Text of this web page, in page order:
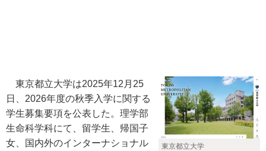
東京都立大学
東京都立大学は2025年12月25
日、2026年度の秋季入学に関する
学生募集要項を公表した。理学部
生命科学科にて、留学生、帰国子
女、国内外のインターナショナル